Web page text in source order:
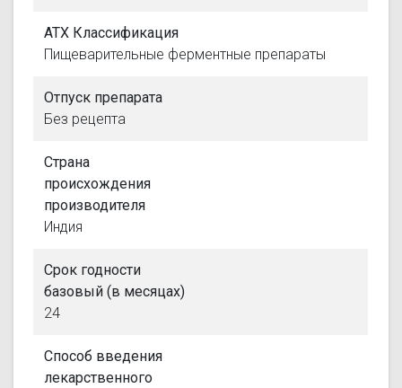
АТХ Классификация
Пищеварительные ферментные препараты
Отпуск препарата
Без рецепта
Страна
происхождения
производителя
Индия
Срок годности
базовый (в месяцах)
24
Способ введения
лекарственного